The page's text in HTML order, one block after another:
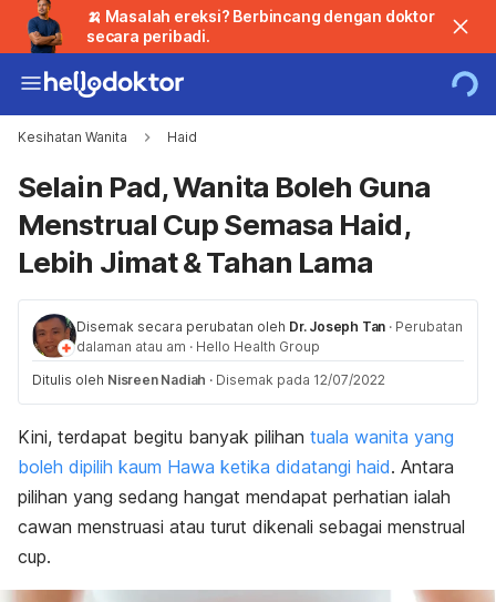
🍌 Masalah ereksi? Berbincang dengan doktor
secara peribadi.
Kesihatan Wanita Haid
Selain Pad, Wanita Boleh Guna
Menstrual Cup Semasa Haid,
Lebih Jimat & Tahan Lama
Disemak secara perubatan oleh Dr. Joseph Tan · Perubatan
dalaman atau am · Hello Health Group
Ditulis oleh Nisreen Nadiah · Disemak pada 12/07/2022
Kini, terdapat begitu banyak pilihan tuala wanita yang
boleh dipilih kaum Hawa ketika didatangi haid. Antara
pilihan yang sedang hangat mendapat perhatian ialah
cawan menstruasi atau turut dikenali sebagai menstrual
cup.